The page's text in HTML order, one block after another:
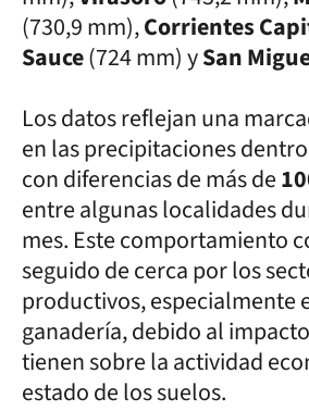
(730,9 mm),Corrientes
Sauce(724 mm) ySan
Los datos reflejan una
en las precipitaciones
con diferencias de más de
entre algunas localidades
mes. Este comportamiento
seguido de cerca por los
productivos, especialmente
ganadería, debido al
tienen sobre la actividad
estado de los suelos.